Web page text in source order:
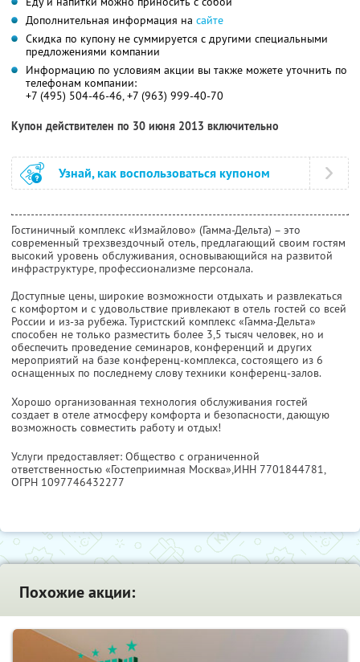
Дополнительная информация на сайте
Скидка по купону не суммируется с другими специальными
предложениями компании
Информацию по условиям акции вы также можете уточнить по
телефонам компании:
+7 (495) 504-46-46, +7 (963) 999-40-70
Купон действителен по 30 июня 2013 включительно
Узнай, как воспользоваться купоном
Гостиничный комплекс «Измайлово» (Гамма-Дельта) – это
современный трехзвездочный отель, предлагающий своим гостям
высокий уровень обслуживания, основывающийся на развитой
инфраструктуре, профессионализме персонала.
Доступные цены, широкие возможности отдыхать и развлекаться
с комфортом и с удовольствие привлекают в отель гостей со всей
России и из-за рубежа. Туристский комплекс «Гамма-Дельта»
способен не только разместить более 3,5 тысяч человек, но и
обеспечить проведение семинаров, конференций и других
мероприятий на базе конференц-комплекса, состоящего из 6
оснащенных по последнему слову техники конференц-залов.
Хорошо организованная технология обслуживания гостей
создает в отеле атмосферу комфорта и безопасности, дающую
возможность совместить работу и отдых!
Услуги предоставляет: Общество с ограниченной
ответственностью «Гостеприимная Москва»,ИНН 7701844781,
ОГРН 1097746432277
Похожие акции: